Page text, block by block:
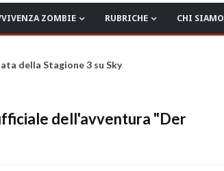
ZOMBIE RUBRICHE CHI SIAMO
della Stagione 3 su Sky
dell'avventura "Der